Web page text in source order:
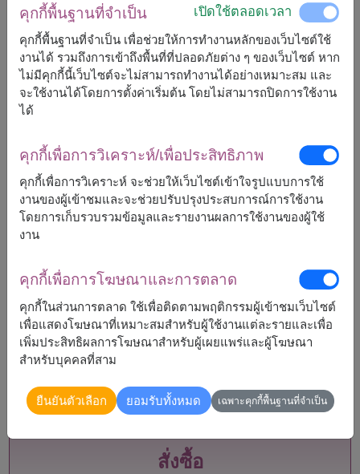
ราคาตามพื้นที่จัดส่ง
เริ่มต้นที่ ฿3,600
ฟรีจัดส่ง + ฟรีการ์ดเขียนข้อความ
หมายเหตุ:
การจัดและดอกไม้อาจจะแตกต่างจากที่เห็นในรูปบ้าง
เล็กน้อย ขึ้นอยู่กับฤดูกาลและพื้นที่จัดส่ง
ราคาเปลี่ยนแปลงตามพื้นที่จัดส่ง
จัดส่งได้
กระบี่
กรุงเทพ
กาญจนบุรี
กาฬสินธุ์
ขอนแก่น
จันทบุรี
แพร่
ภูเก็ต
มหาสารคาม
ยโสธร
ร้อยเอ็ด
สั่งซื้อ
คุกกี้พื้นฐานที่จำเป็น เปิดใช้ตลอดเวลา
คุกกี้พื้นฐานที่จำเป็น เพื่อช่วยให้การทำงานหลักของเว็บไซต์ใช้
งานได้ รวมถึงการเข้าถึงพื้นที่ที่ปลอดภัยต่าง ๆ ของเว็บไซต์ หาก
ไม่มีคุกกี้นี้เว็บไซต์จะไม่สามารถทำงานได้อย่างเหมาะสม และ
จะใช้งานได้โดยการตั้งค่าเริ่มต้น โดยไม่สามารถปิดการใช้งาน
ได้
คุกกี้เพื่อการวิเคราะห์/เพื่อประสิทธิภาพ
คุกกี้เพื่อการวิเคราะห์ จะช่วยให้เว็บไซต์เข้าใจรูปแบบการใช้
งานของผู้เข้าชมและจะช่วยปรับปรุงประสบการณ์การใช้งาน
โดยการเก็บรวบรวมข้อมูลและรายงานผลการใช้งานของผู้ใช้
งาน
คุกกี้เพื่อการโฆษณาและการตลาด
คุกกี้ในส่วนการตลาด ใช้เพื่อติดตามพฤติกรรมผู้เข้าชมเว็บไซต์
เพื่อแสดงโฆษณาที่เหมาะสมสำหรับผู้ใช้งานแต่ละรายและเพื่อ
เพิ่มประสิทธิผลการโฆษณาสำหรับผู้เผยแพร่และผู้โฆษณา
สำหรับบุคคลที่สาม
ยืนยันตัวเลือก ยอมรับทั้งหมด เฉพาะคุกกี้พื้นฐานที่จำเป็น